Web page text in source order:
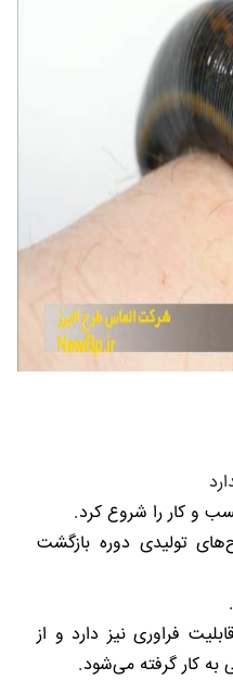
و کار را شروع کرد.
تولیدی دوره بازگشت
فراوری نیز دارد و از
به کار گرفته می‌شود.